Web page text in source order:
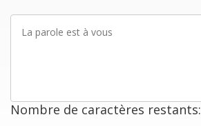
parole
Nombre de caractères restants: